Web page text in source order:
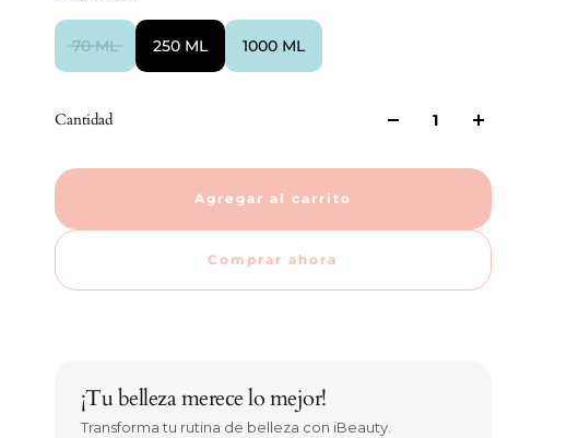
70 ML 250 ML 1000 ML
Cantidad
Agregar al carrito
Comprar ahora
¡Tu belleza merece lo mejor!
Transforma tu rutina de belleza con iBeauty.